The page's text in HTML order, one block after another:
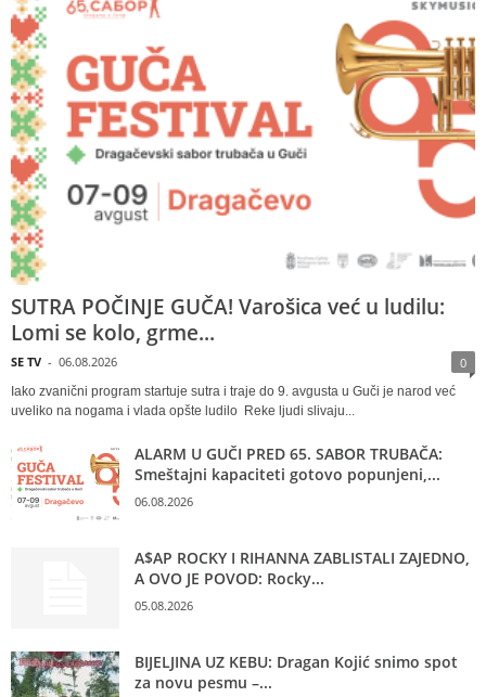
SUTRA POČINJE GUČA! Varošica već u ludilu:
Lomi se kolo, grme...
SE TV - 06.08.2026 0
Iako zvanični program startuje sutra i traje do 9. avgusta u Guči je narod već
uveliko na nogama i vlada opšte ludilo Reke ljudi slivaju...
ALARM U GUČI PRED 65. SABOR TRUBAČA:
Smeštajni kapaciteti gotovo popunjeni,...
06.08.2026
A$AP ROCKY I RIHANNA ZABLISTALI ZAJEDNO,
A OVO JE POVOD: Rocky...
05.08.2026
BIJELJINA UZ KEBU: Dragan Kojić snimo spot
za novu pesmu –...